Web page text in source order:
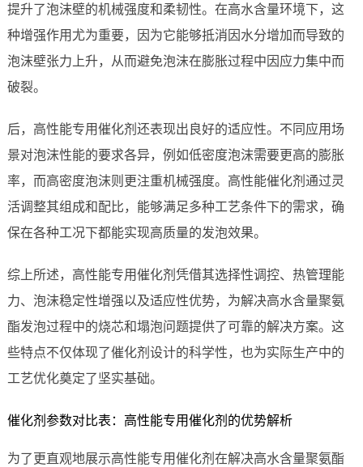
提升了泡沫壁的机械强度和柔韧性。在高水含量环境下，这
种增强作用尤为重要，因为它能够抵消因水分增加而导致的
泡沫壁张力上升，从而避免泡沫在膨胀过程中因应力集中而
破裂。
后，高性能专用催化剂还表现出良好的适应性。不同应用场
景对泡沫性能的要求各异，例如低密度泡沫需要更高的膨胀
率，而高密度泡沫则更注重机械强度。高性能催化剂通过灵
活调整其组成和配比，能够满足多种工艺条件下的需求，确
保在各种工况下都能实现高质量的发泡效果。
综上所述，高性能专用催化剂凭借其选择性调控、热管理能
力、泡沫稳定性增强以及适应性优势，为解决高水含量聚氨
酯发泡过程中的烧芯和塌泡问题提供了可靠的解决方案。这
些特点不仅体现了催化剂设计的科学性，也为实际生产中的
工艺优化奠定了坚实基础。
催化剂参数对比表：高性能专用催化剂的优势解析
为了更直观地展示高性能专用催化剂在解决高水含量聚氨酯